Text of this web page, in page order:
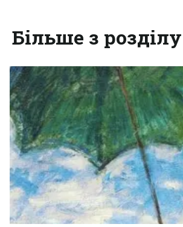
Більше з